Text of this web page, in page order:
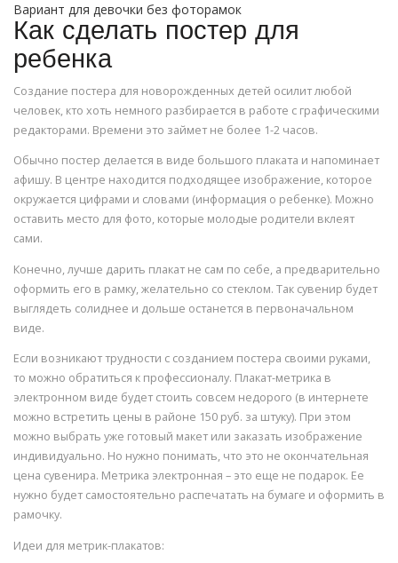
Вариант для девочки без фоторамок
Как сделать постер для
ребенка
Создание постера для новорожденных детей осилит любой
человек, кто хоть немного разбирается в работе с графическими
редакторами. Времени это займет не более 1-2 часов.
Обычно постер делается в виде большого плаката и напоминает
афишу. В центре находится подходящее изображение, которое
окружается цифрами и словами (информация о ребенке). Можно
оставить место для фото, которые молодые родители вклеят
сами.
Конечно, лучше дарить плакат не сам по себе, а предварительно
оформить его в рамку, желательно со стеклом. Так сувенир будет
выглядеть солиднее и дольше останется в первоначальном
виде.
Если возникают трудности с созданием постера своими руками,
то можно обратиться к профессионалу. Плакат-метрика в
электронном виде будет стоить совсем недорого (в интернете
можно встретить цены в районе 150 руб. за штуку). При этом
можно выбрать уже готовый макет или заказать изображение
индивидуально. Но нужно понимать, что это не окончательная
цена сувенира. Метрика электронная – это еще не подарок. Ее
нужно будет самостоятельно распечатать на бумаге и оформить в
рамочку.
Идеи для метрик-плакатов: